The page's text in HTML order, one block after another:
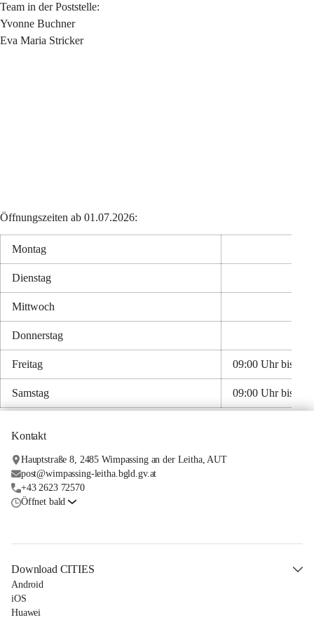
Team in der Poststelle:
Yvonne Buchner
Eva Maria Stricker
Öffnungszeiten ab 01.07.2026:
Montag
Dienstag
Mittwoch
Donnerstag
Freitag 09:00 Uhr bis
Samstag 09:00 Uhr bis
Kontakt
Hauptstraße 8, 2485 Wimpassing an der Leitha, AUT
post@wimpassing-leitha.bgld.gv.at
+43 2623 72570
Öffnet bald
Download CITIES
Android
iOS
Huawei